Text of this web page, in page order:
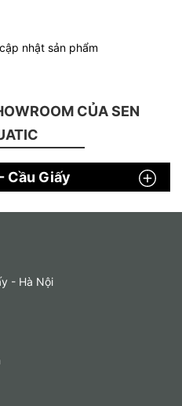
nhật sản phẩm
CỦA SEN
Cầu Giấy
- Hà Nội